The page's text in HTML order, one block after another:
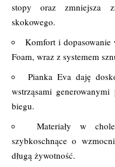
stopy oraz zmniejsza
skokowego.
Komfort i dopasowanie
Foam, wraz z systemem
Pianka Eva daję
wstrząsami
biegu.
Materiały w
szybkoschnące o
długą żywotność.